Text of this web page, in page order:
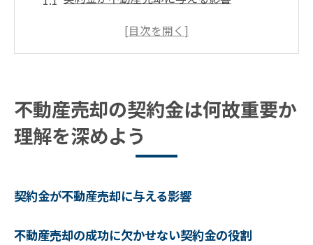
不動産売却の成功に欠かせない契約金の役
知っておくべきこと
契約金の重要性を具体例で理解する
不動産売却における契約金の位置づけを再
失敗しない不動産売却の契約金設定術
最適な契約金を設定するための考え方
不動産売却の契約金は何故重要か
理解を深めよう
契約金が不動産売却に与える影響
不動産売却の成功に欠かせない契約金の役割